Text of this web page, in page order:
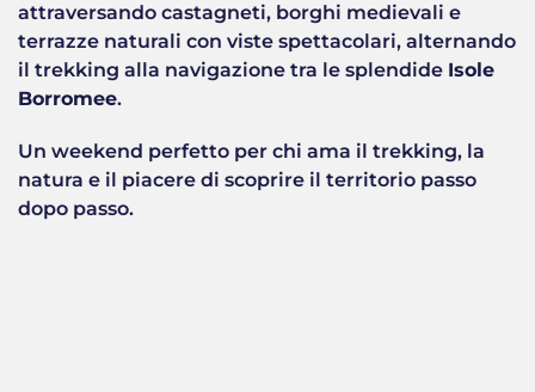
attraversando castagneti, borghi medievali e
terrazze naturali con viste spettacolari, alternando
il trekking alla navigazione tra le splendide Isole
Borromee.
Un weekend perfetto per chi ama il trekking, la
natura e il piacere di scoprire il territorio passo
dopo passo.